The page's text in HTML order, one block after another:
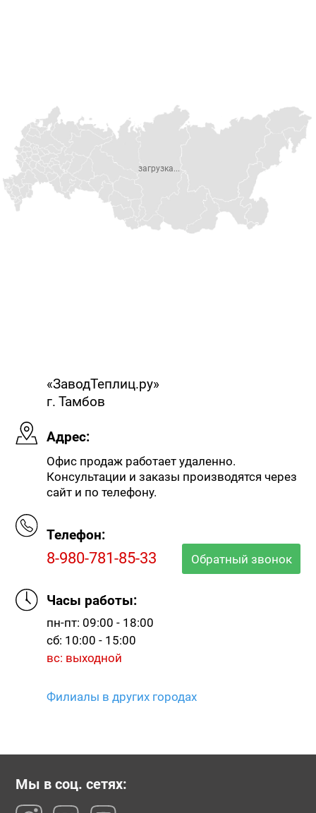
«ЗаводТеплиц.ру»
г. Тамбов
Адрес:
Офис продаж работает удаленно.
Консультации и заказы производятся через
сайт и по телефону.
Телефон:
8-980-781-85-33 Обратный звонок
Часы работы:
пн-пт: 09:00 - 18:00
сб: 10:00 - 15:00
вс: выходной
Филиалы в других городах
загрузка...
Мы в соц. сетях: